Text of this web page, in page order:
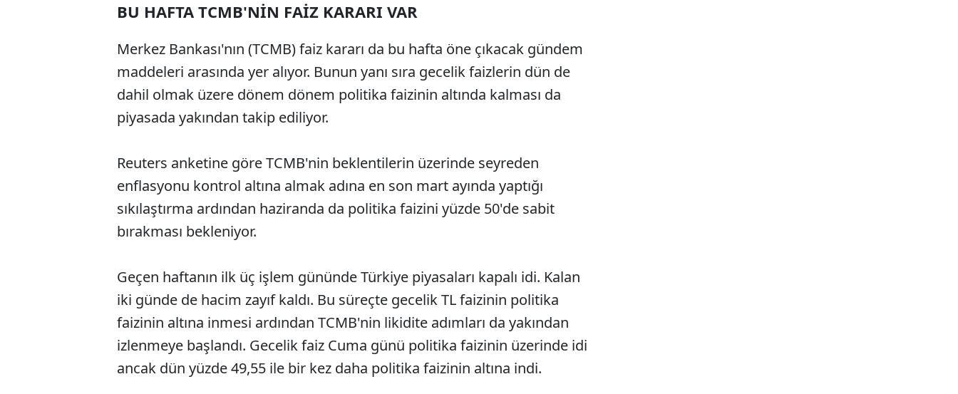
BU HAFTA TCMB'NİN FAİZ KARARI VAR
Merkez Bankası'nın (TCMB) faiz kararı da bu hafta öne çıkacak gündem
maddeleri arasında yer alıyor. Bunun yanı sıra gecelik faizlerin dün de
dahil olmak üzere dönem dönem politika faizinin altında kalması da
piyasada yakından takip ediliyor.
Reuters anketine göre TCMB'nin beklentilerin üzerinde seyreden
enflasyonu kontrol altına almak adına en son mart ayında yaptığı
sıkılaştırma ardından haziranda da politika faizini yüzde 50'de sabit
bırakması bekleniyor.
Geçen haftanın ilk üç işlem gününde Türkiye piyasaları kapalı idi. Kalan
iki günde de hacim zayıf kaldı. Bu süreçte gecelik TL faizinin politika
faizinin altına inmesi ardından TCMB'nin likidite adımları da yakından
izlenmeye başlandı. Gecelik faiz Cuma günü politika faizinin üzerinde idi
ancak dün yüzde 49,55 ile bir kez daha politika faizinin altına indi.